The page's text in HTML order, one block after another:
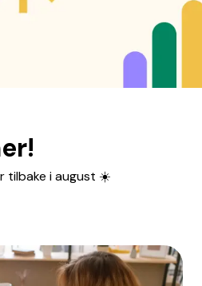
tilbake i august ☀️